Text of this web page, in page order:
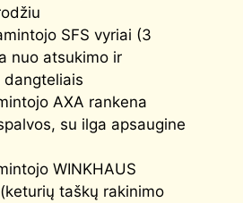
SFS vyriai (3
nuo atsukimo ir
AXA rankena
su ilga apsaugine
WINKHAUS
taškų rakinimo